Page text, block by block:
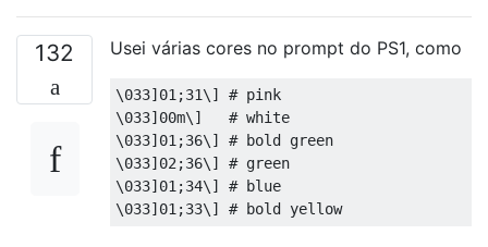
132 Usei várias cores no prompt do PS1, como
\033] 01 ;31\] # pink
\033] 00m\] # white
\033] 01 ;36\] # bold green
\033] 02 ;36\] # green
\033] 01 ;34\] # blue
\033] 01 ;33\] # bold yellow